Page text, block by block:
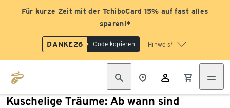
Für kurze Zeit mit der TchiboCard 15% auf fast alles
sparen!*
DANKE26 Code kopieren Hinweis*
Kuschelige Träume: Ab wann sind